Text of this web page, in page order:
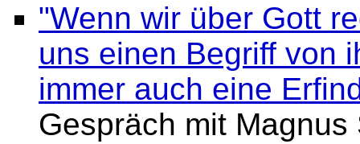
"Wenn wir über Gott
uns einen Begriff von
immer auch eine
Gespräch mit Magnus